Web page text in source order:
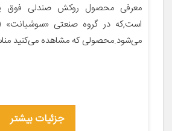
معرفی محصول روکش صندلی فوق
می‌شود.محصولی که مشاهده می‌کنید
جزئیات بیشتر